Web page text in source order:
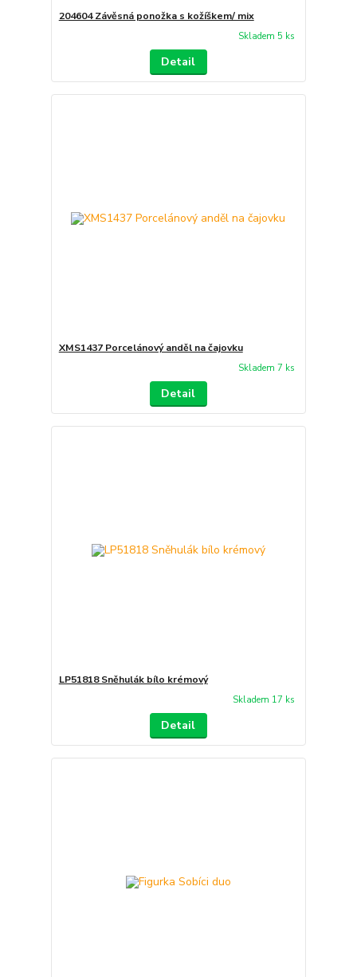
204604 Závěsná ponožka s kožíškem/ mix
Skladem 5 ks
Detail
XMS1437 Porcelánový anděl na čajovku
Skladem 7 ks
Detail
LP51818 Sněhulák bílo krémový
Skladem 17 ks
Detail